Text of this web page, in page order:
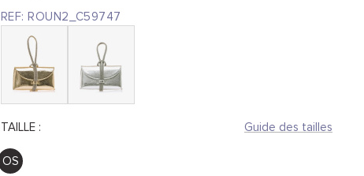
REF:ROUN2_C59747
TAILLE : Guide des tailles
OS